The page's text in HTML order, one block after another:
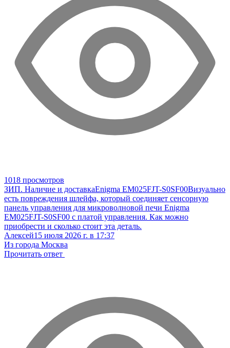
1018 просмотров
ЗИП. Наличие и доставкаEnigma EM025FJT-S0SF00Визуально
есть повреждения шлейфа, который соединяет сенсорную
панель управления для микроволновой печи Enigma
EM025FJT-S0SF00 с платой управления. Как можно
приобрести и сколько стоит эта деталь.
Алексей15 июля 2026 г. в 17:37
Из города Москва
Прочитать ответ